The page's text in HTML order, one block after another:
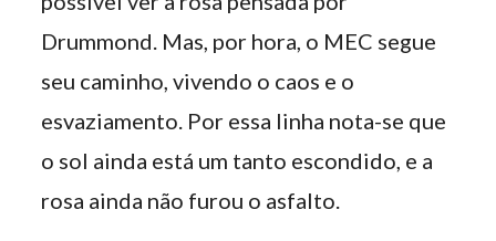
Drummond. Mas, por hora, o MEC segue
seu caminho, vivendo o caos e o
esvaziamento. Por essa linha nota-se que
o sol ainda está um tanto escondido, e a
rosa ainda não furou o asfalto.